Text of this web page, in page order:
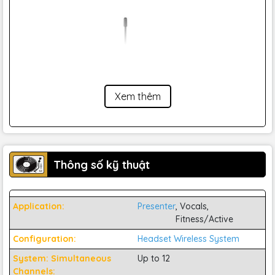
3. Tính năng nổi bật
Xem thêm
Thông số kỹ thuật
Application: Presenter, Vocals,
Fitness/Active
Configuration:
Headset Wireless System
System: Simultaneous
Channels:
Up to 12